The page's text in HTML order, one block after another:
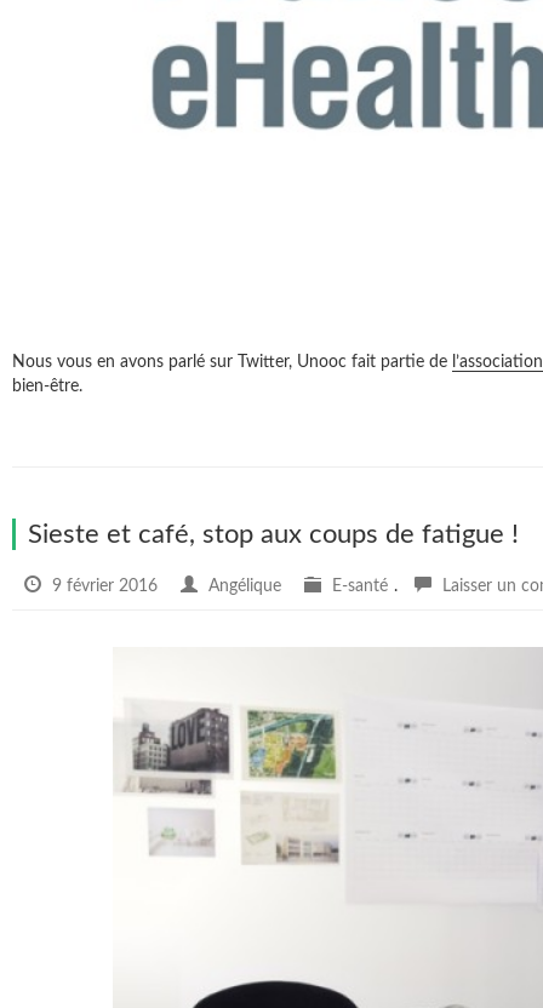
Nous vous en avons parlé sur Twitter, Unooc fait partie de
bien-être.
Sieste et café, stop aux coups de fatigue !
9 février 2016 Angélique E-santé . Laisser un